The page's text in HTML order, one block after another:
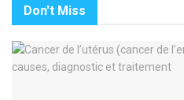
Don't Miss